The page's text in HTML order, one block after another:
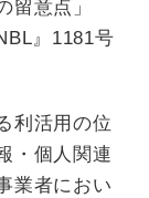
留意点」
』1181号
利活用の位
・個人関連
業者におい